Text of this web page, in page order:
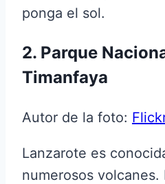
ponga el sol.
2. Parque
Timanfaya
Autor de la foto:
Lanzarote es
numerosos volcanes.